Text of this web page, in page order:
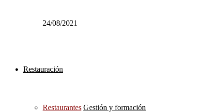
24/08/2021
Restauración
Restaurantes Gestión y formación